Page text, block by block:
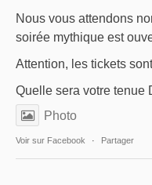
Nous vous attendons
soirée mythique est
Attention, les tickets
Quelle sera votre tenue
Photo
Voir sur Facebook · Partager